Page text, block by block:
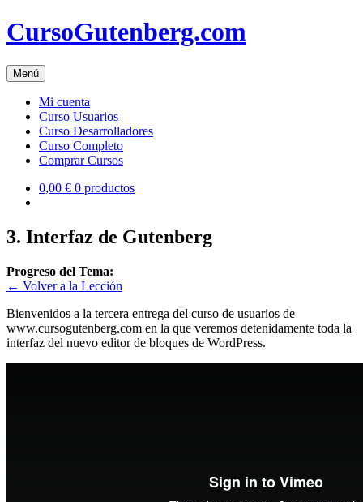
Skip
to
CursoGutenberg.com
Menú
Mi cuenta
Curso Usuarios
Curso Desarrolladores
Curso Completo
Comprar Cursos
0,00 € 0 productos
3. Interfaz de Gutenberg
Progreso del Tema:
← Volver a la Lección
Bienvenidos a la tercera entrega del curso de usuarios de
www.cursogutenberg.com en la que veremos detenidamente toda la
interfaz del nuevo editor de bloques de WordPress.